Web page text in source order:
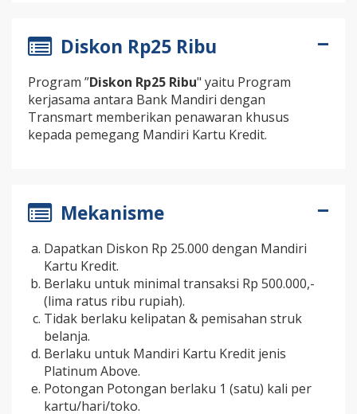
Diskon Rp25 Ribu
Program ”Diskon Rp25 Ribu" yaitu Program
kerjasama antara Bank Mandiri dengan
Transmart memberikan penawaran khusus
kepada pemegang Mandiri Kartu Kredit.
Mekanisme
Dapatkan Diskon Rp 25.000 dengan Mandiri
Kartu Kredit.
Berlaku untuk minimal transaksi Rp 500.000,-
(lima ratus ribu rupiah).
Tidak berlaku kelipatan & pemisahan struk
belanja.
Berlaku untuk Mandiri Kartu Kredit jenis
Platinum Above.
Potongan Potongan berlaku 1 (satu) kali per
kartu/hari/toko.